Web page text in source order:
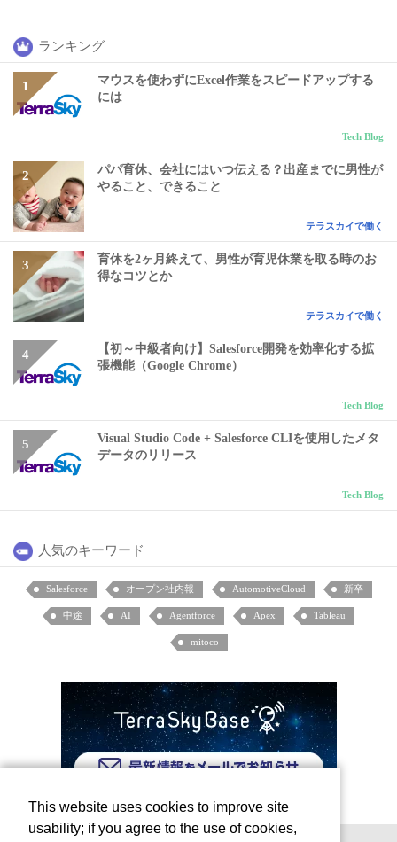
ランキング
マウスを使わずにExcel作業をスピードアップする
には
Tech Blog
パパ育休、会社にはいつ伝える？出産までに男性が
やること、できること
テラスカイで働く
育休を2ヶ月終えて、男性が育児休業を取る時のお
得なコツとか
テラスカイで働く
【初～中級者向け】Salesforce開発を効率化する拡
張機能（Google Chrome）
Tech Blog
Visual Studio Code + Salesforce CLIを使用したメタ
データのリリース
Tech Blog
人気のキーワード
Salesforce オープン社内報 AutomotiveCloud 新卒
中途 AI Agentforce Apex Tableau
mitoco
This website uses cookies to improve site
usability; if you agree to the use of cookies,